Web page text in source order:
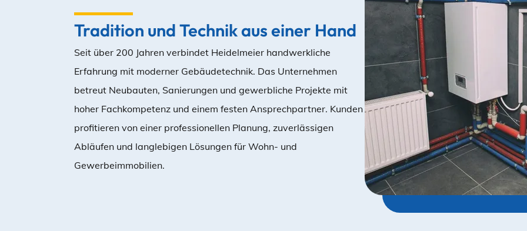
Tradition und Technik aus einer Hand
Seit über 200 Jahren verbindet Heidelmeier handwerkliche
Erfahrung mit moderner Gebäudetechnik. Das Unternehmen
betreut Neubauten, Sanierungen und gewerbliche Projekte mit
hoher Fachkompetenz und einem festen Ansprechpartner. Kunden
profitieren von einer professionellen Planung, zuverlässigen
Abläufen und langlebigen Lösungen für Wohn- und
Gewerbeimmobilien.